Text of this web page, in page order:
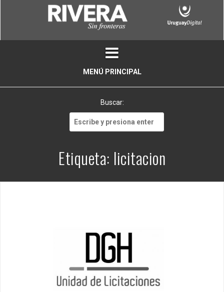
MENÚ PRINCIPAL
Buscar:
Etiqueta: licitacion